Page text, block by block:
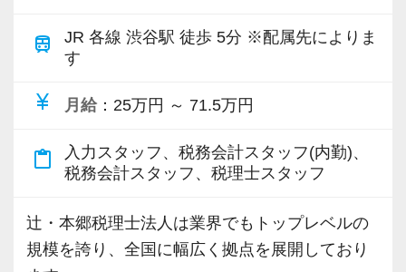
けているので、ぜひ活用してください。
詳しくはこちら（リンク先：https://www.tokyo-
【成長のための5つのこだわりを大事にしていま
す】
ポンス・プラス思考・有言実行・他責禁止・気
配り」を掲げ、一人ひとりが実行しています。
・情熱を持って仕事ができ、途中で諦めない人
・責任感を持って仕事に取り組める人
・若手を引っ張っていくリーダーになれる人
【ITシステム完備で効率よく業務をこなせま
IT化が非常に進んでいるのも当社の特徴。
代表が作業環境にも気を配っており、デュアル
最初はサポート業務からですが、
経験を積むことで、顧問先を担当するようにな
残業は月15～20時間程度
無理なく働きながら、
しっかりスキルを身につけていける環境です。
【ちょっと話だけでもしてみませんか？】
train
JR 各線 渋谷駅 徒歩 5分 ※配属先によりま
す
currency_yen 月給 ：25万円 ～ 71.5万円
content_paste
入力スタッフ、税務会計スタッフ(内勤)、
税務会計スタッフ、税理士スタッフ
辻・本郷税理士法人は業界でもトップレベルの
規模を誇り、全国に幅広く拠点を展開しており